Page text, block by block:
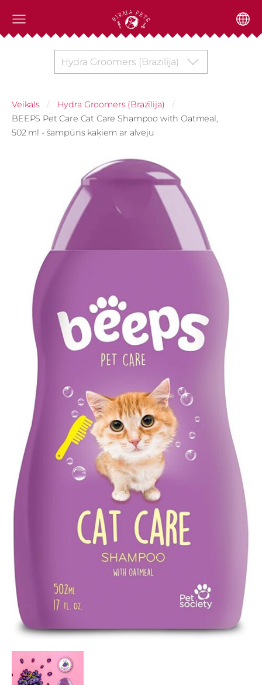
Hydra Groomers (Brazīlija)
Veikals
Hydra Groomers (Brazīlija)
BEEPS Pet Care Cat Care Shampoo with Oatmeal,
502 ml - šampūns kaķiem ar alveju